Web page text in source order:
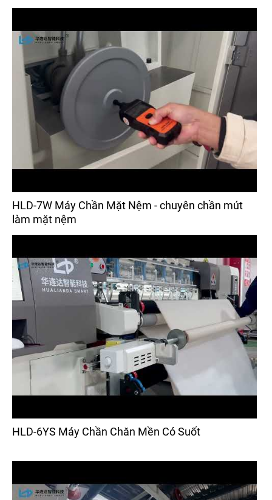
HLD-7W Máy Chần Mặt Nệm - chuyên chần mút
làm mặt nệm
HLD-6YS Máy Chần Chăn Mền Có Suốt